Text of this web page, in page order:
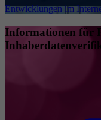
Entwicklungen im
Informationen für